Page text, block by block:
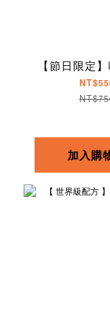
【節日限定
加入購